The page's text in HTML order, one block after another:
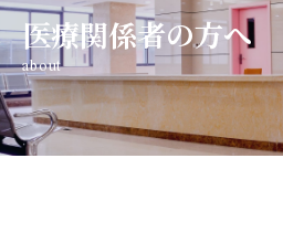
医療関係者の方へ
about